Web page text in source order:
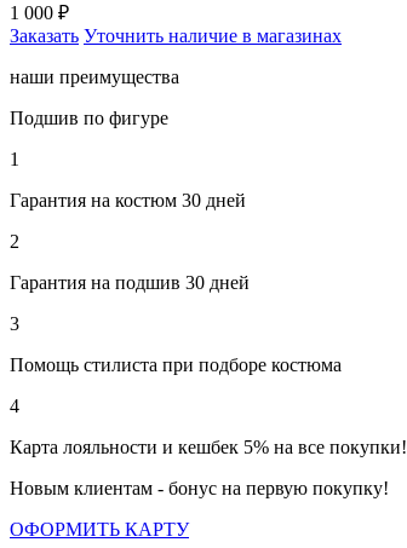
1 000 ₽
Заказать Уточнить наличие в магазинах
наши преимущества
Подшив по фигуре
1
Гарантия на костюм 30 дней
2
Гарантия на подшив 30 дней
3
Помощь стилиста при подборе костюма
4
Карта лояльности и кешбек 5% на все покупки!
Новым клиентам - бонус на первую покупку!
ОФОРМИТЬ КАРТУ